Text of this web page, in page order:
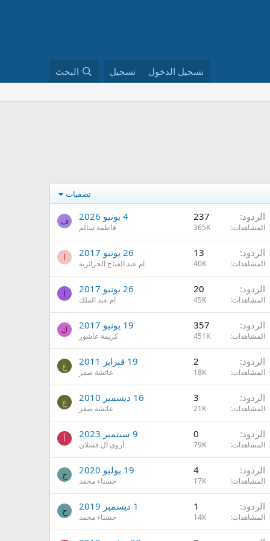
تسجيل الدخول تسجيل البحث
تصفيات
الردود 237
المشاهدات 365K
4 يونيو 2026
فاطمة سالم
ف
الردود 13
المشاهدات 40K
26 يونيو 2017
ام عبد الفتاح الجزائرية
ا
الردود 20
المشاهدات 45K
26 يونيو 2017
ام عبد الملك
ا
الردود 357
المشاهدات 451K
19 يونيو 2017
كريمة عاشور
ك
الردود 2
المشاهدات 18K
19 فبراير 2011
عائشة صقر
ع
الردود 3
المشاهدات 21K
16 ديسمبر 2010
عائشة صقر
ع
الردود 0
المشاهدات 79K
9 سبتمبر 2023
أروى آل قشلان
أ
الردود 4
المشاهدات 17K
19 يوليو 2020
حسناء محمد
ح
الردود 1
المشاهدات 14K
1 ديسمبر 2019
حسناء محمد
ح